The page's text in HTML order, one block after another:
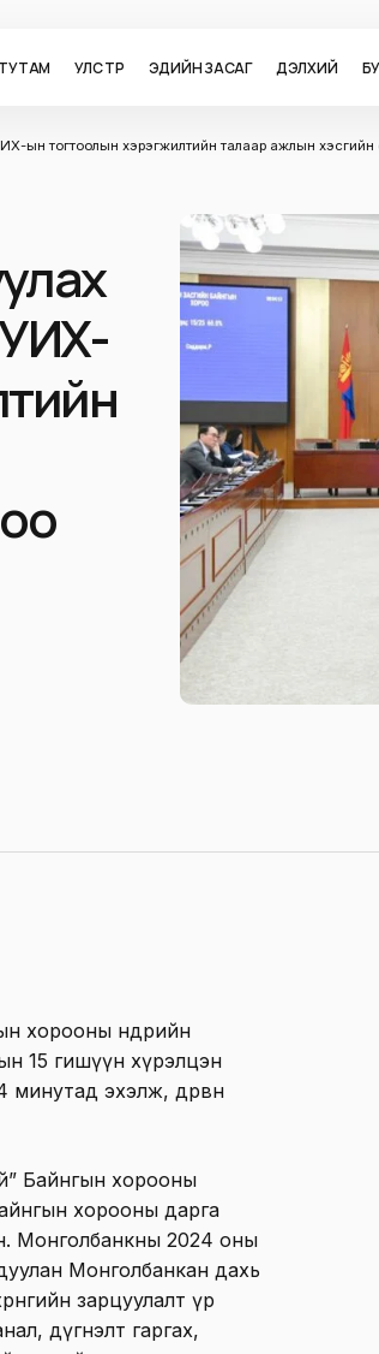
ТУТАМ УЛС ТӨР ЭДИЙН ЗАСАГ ДЭЛХИЙ
ын тогтоолын хэрэгжилтийн талаар ажлын хэсгийн
УИХ-
өнөөдрийн
15 гишүүн хүрэлцэн
эхэлж, дөрвөн
Байнгын хорооны
хорооны дарга
Монголбанкны 2024 оны
Монголбанкан дахь
зарцуулалт үр
дүгнэлт гаргах,